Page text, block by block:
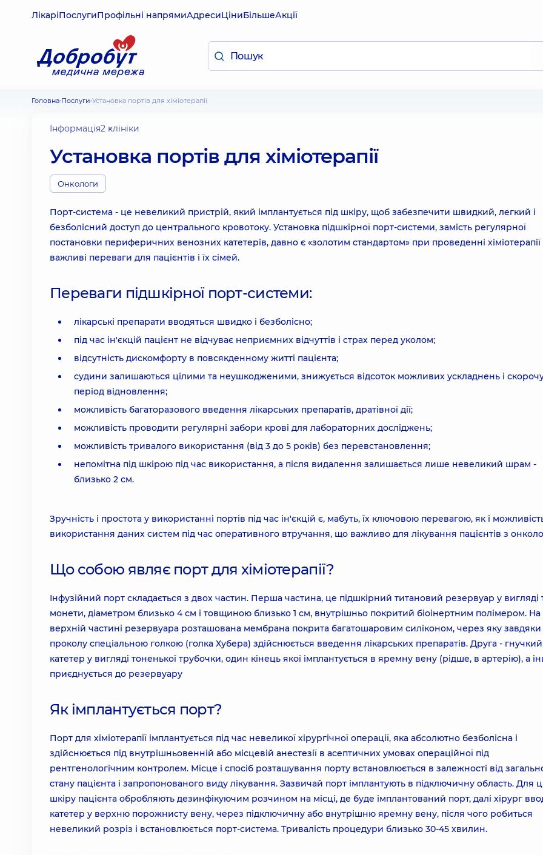
ЛікаріПослугиПрофільні напрямиАдресиЦіниБільшеАкції
Головна Послуги Установка портів для хіміотерапії
Інформація2 клініки
Установка портів для хіміотерапії
Онкологи
Порт-система - це невеликий пристрій, який імплантується під шкіру, щоб забезпечити швидкий, легкий і
безболісний доступ до центрального кровотоку. Установка підшкірної порт-системи, замість регулярної
постановки периферичних венозних катетерів, давно є «золотим стандартом» при проведенні
важливі переваги для пацієнтів і їх сімей.
Переваги підшкірної порт-системи:
лікарські препарати вводяться швидко і безболісно;
під час ін'єкцій пацієнт не відчуває неприємних відчуттів і страх перед уколом;
відсутність дискомфорту в повсякденному житті пацієнта;
судини залишаються цілими та неушкодженими, знижується відсоток можливих ускладнень і
період відновлення;
можливість багаторазового введення лікарських препаратів, дратівної дії;
можливість проводити регулярні забори крові для лабораторних досліджень;
можливість тривалого використання (від 3 до 5 років) без перевстановлення;
непомітна під шкірою під час використання, а після видалення залишається лише невеликий шрам -
близько 2 см.
Зручність і простота у використанні портів під час ін'єкцій є, мабуть, їх ключовою перевагою, як і
використання даних систем під час оперативного втручання, що важливо для лікування пацієнтів з
Що собою являє порт для хіміотерапії?
Інфузійний порт складається з двох частин. Перша частина, це підшкірний титановий резервуар у вигляді
монети, діаметром близько 4 см і товщиною близько 1 см, внутрішньо покритий біоінертним полімером. На
верхній частині резервуара розташована мембрана покрита багатошаровим силіконом, через яку завдяки
проколу спеціальною голкою (голка Хубера) здійснюється введення лікарських препаратів. Друга - гнучкий
катетер у вигляді тоненької трубочки, один кінець якої імплантується в яремну вену (рідше, в артерію), а
приєднується до резервуару
Як імплантується порт?
Порт для хіміотерапії імплантується під час невеликої хірургічної операції, яка абсолютно безболісна і
здійснюється під внутрішньовенній або місцевій анестезії в асептичних умовах операційної під
рентгенологічним контролем. Місце і спосіб розташування порту встановлюється в залежності від
стану пацієнта і запропонованого виду лікування. Зазвичай порт імплантують в підключичну область. Для
шкіру пацієнта обробляють дезинфікуючим розчином на місці, де буде імплантований порт, далі хірург
катетер у верхню порожнисту вену, через підключичну або внутрішню яремну вену, після чого робиться
невеликий розріз і встановлюється порт-система. Тривалість процедури близько 30-45 хвилин.